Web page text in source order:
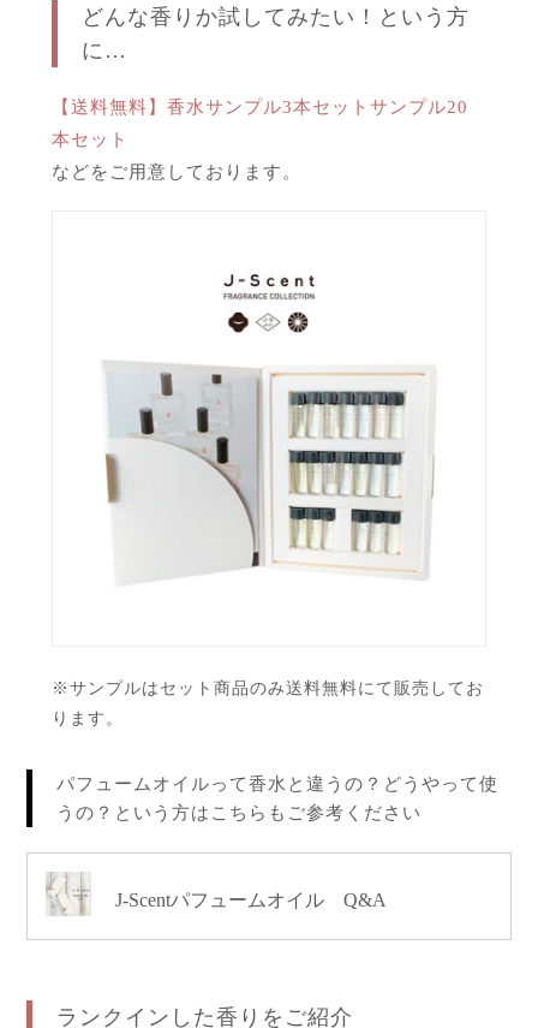
どんな香りか試してみたい！という方
に…
【送料無料】香水サンプル3本セットサンプル20
本セット
などをご用意しております。
※サンプルはセット商品のみ送料無料にて販売してお
ります。
パフュームオイルって香水と違うの？どうやって使
うの？という方はこちらもご参考ください
J-Scentパフュームオイル Q&A
ランクインした香りをご紹介